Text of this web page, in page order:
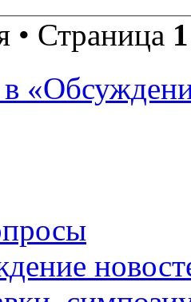
• Страница 1